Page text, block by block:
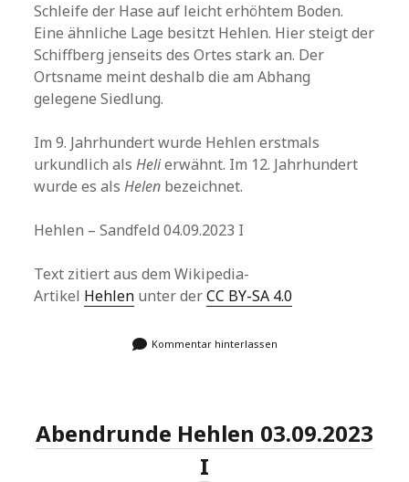
Schleife der Hase auf leicht erhöhtem Boden.
Eine ähnliche Lage besitzt Hehlen. Hier steigt der
Schiffberg jenseits des Ortes stark an. Der
Ortsname meint deshalb die am Abhang
gelegene Siedlung.
Im 9. Jahrhundert wurde Hehlen erstmals
urkundlich alsHelierwähnt. Im 12. Jahrhundert
wurde es alsHelen bezeichnet.
Hehlen – Sandfeld 04.09.2023 I
Text zitiert aus dem Wikipedia-
Artikel Hehlen unter derCC BY-SA 4.0
Kommentar hinterlassen
Abendrunde Hehlen 03.09.2023
I